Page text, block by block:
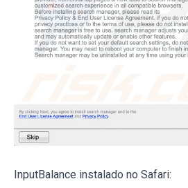
InputBalance instalado no Safari: